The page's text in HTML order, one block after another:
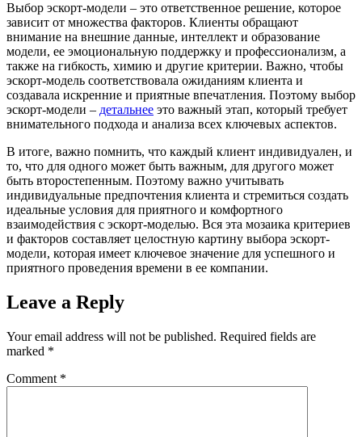
Выбор эскорт-модели – это ответственное решение, которое
зависит от множества факторов. Клиенты обращают
внимание на внешние данные, интеллект и образование
модели, ее эмоциональную поддержку и профессионализм, а
также на гибкость, химию и другие критерии. Важно, чтобы
эскорт-модель соответствовала ожиданиям клиента и
создавала искренние и приятные впечатления. Поэтому выбор
эскорт-модели – детальнее это важный этап, который требует
внимательного подхода и анализа всех ключевых аспектов.
В итоге, важно помнить, что каждый клиент индивидуален, и
то, что для одного может быть важным, для другого может
быть второстепенным. Поэтому важно учитывать
индивидуальные предпочтения клиента и стремиться создать
идеальные условия для приятного и комфортного
взаимодействия с эскорт-моделью. Вся эта мозаика критериев
и факторов составляет целостную картину выбора эскорт-
модели, которая имеет ключевое значение для успешного и
приятного проведения времени в ее компании.
Leave a Reply
Your email address will not be published. Required fields are
marked *
Comment *